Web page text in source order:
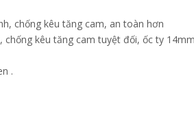
chống kêu tăng cam, an toàn hơn
kêu tăng cam tuyệt đối, ốc ty
.